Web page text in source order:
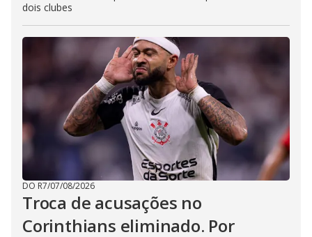
dois clubes
DO R7/07/08/2026
Troca de acusações no
Corinthians eliminado. Por